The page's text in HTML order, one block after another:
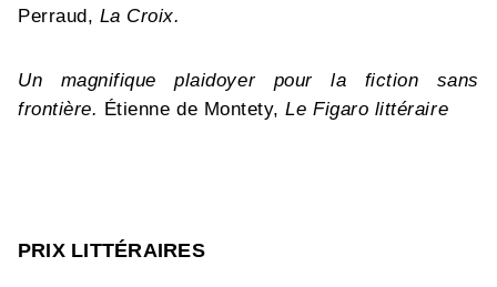
Perraud, La Croix.
Un magnifique plaidoyer pour la fiction sans
frontière. Étienne de Montety,Le Figaro littéraire
PRIX LITTÉRAIRES